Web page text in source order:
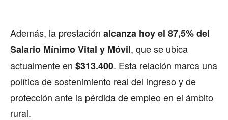
Además, la prestación alcanza hoy el 87,5% del
Salario Mínimo Vital y Móvil, que se ubica
actualmente en $313.400. Esta relación marca una
política de sostenimiento real del ingreso y de
protección ante la pérdida de empleo en el ámbito
rural.